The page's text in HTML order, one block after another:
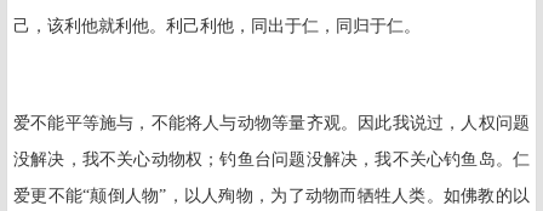
己，该利他就利他。利己利他，同出于仁，同归于仁。
爱不能平等施与，不能将人与动物等量齐观。因此我说过，人权问题
没解决，我不关心动物权；钓鱼台问题没解决，我不关心钓鱼岛。仁
爱更不能“颠倒人物”，以人殉物，为了动物而牺牲人类。如佛教的以